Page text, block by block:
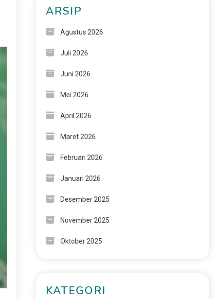
ARSIP
Agustus 2026
Juli 2026
Juni 2026
Mei 2026
April 2026
Maret 2026
Februari 2026
Januari 2026
Desember 2025
November 2025
Oktober 2025
KATEGORI